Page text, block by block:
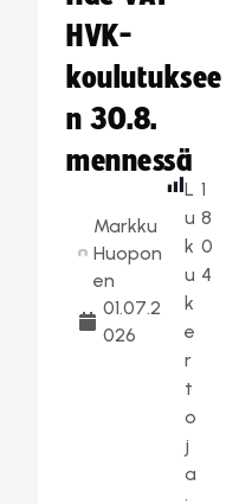
HVK-
koulutuksee
n 30.8.
mennessä
Markku
Huopon
en
01.07.2
026
L
u
k
u
k
e
r
t
o
j
a
1
8
0
4